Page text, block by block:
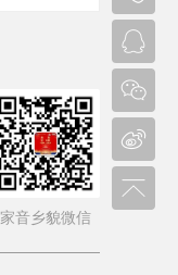
家音乡貌微信